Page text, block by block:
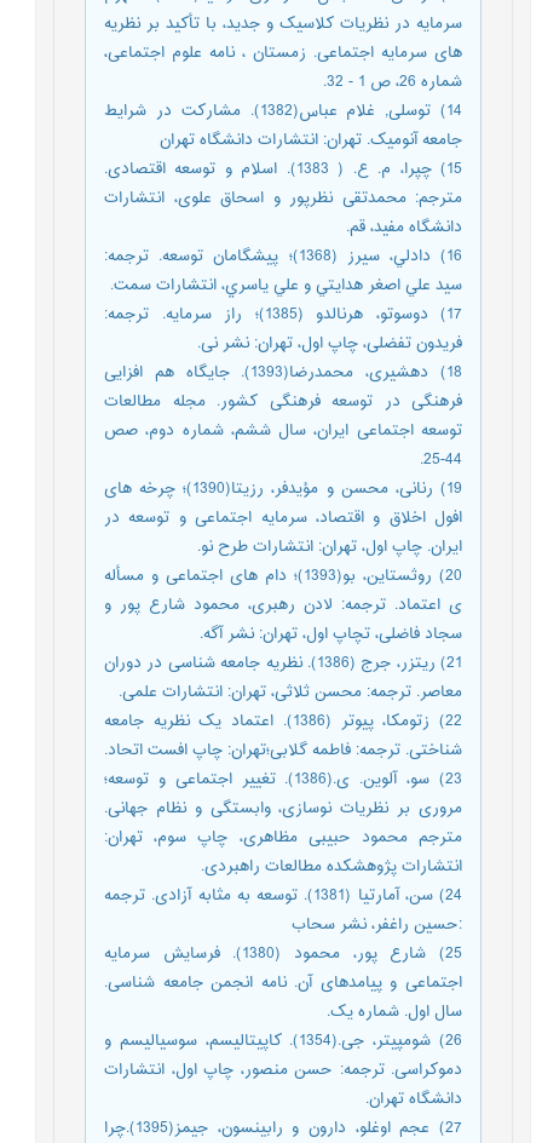
سرمایه در نظریات کلاسیک و جدید، با تأکید بر نظریه
های سرمایه اجتماعی. زمستان ، نامه علوم‌ اجتماعی،
شماره 26، ص 1 - 32.
14) توسلی, غلام عباس(1382). مشارکت در شرایط
جامعه آنومیک. تهران: انتشارات دانشگاه تهران
15) چپرا، م. ع. ( 1383). اسلام و توسعه اقتصادی.
مترجم: محمدتقی نظرپور و اسحاق علوی، انتشارات
دانشگاه مفيد، قم.
16) دادلي، سيرز (1368)؛ پيشگامان توسعه. ترجمه:
سيد علي اصغر هدايتي و علي ياسري، انتشارات سمت.
17) دوسوتو، هرنالدو (1385)؛ راز سرمایه. ترجمه:
فریدون تفضلی، چاپ اول، تهران: نشر نی.
18) دهشیری، محمدرضا(1393). جایگاه هم افزایی
فرهنگی در توسعه فرهنگی کشور. مجله مطالعات
توسعه اجتماعی ایران، سال ششم، شماره دوم، صص
44-25.
19) رنانی، محسن و مؤیدفر، رزیتا(1390)؛ چرخه های
افول اخلاق و اقتصاد، سرمایه اجتماعی و توسعه در
ایران. چاپ اول، تهران: انتشارات طرح نو.
20) روثستاین، بو(1393)؛ دام های اجتماعی و مسأله
ی اعتماد. ترجمه: لادن رهبری، محمود شارع پور و
سجاد فاضلی، تچاپ اول، تهران: نشر آگه.
21) ریتزر، جرج (1386). نظریه جامعه شناسی در دوران
معاصر. ترجمه: محسن ثلاثی، تهران: انتشارات علمی.
22) زتومکا، پیوتر (1386). اعتماد یک نظریه جامعه
شناختی. ترجمه: فاطمه گلابی؛تهران: چاپ افست اتحاد.
23) سو، آلوین. ی.(1386). تغییر اجتماعی و توسعه؛
مروری بر نظریات نوسازی، وابستگی و نظام جهانی.
مترجم محمود حبیبی مظاهری، چاپ سوم، تهران:
انتشارات پژوهشکده مطالعات راهبردی.
24) سن، آمارتيا (1381). توسعه به مثابه آزادی. ترجمه
:حسين راغفر، نشر سحاب
25) شارع پور، محمود (1380). فرسایش سرمایه
اجتماعی و پیامدهای آن. نامه انجمن جامعه شناسی.
سال اول. شماره یک.
26) شومپیتر، جی.(1354). کاپیتالیسم، سوسیالیسم و
دموکراسی. ترجمه: حسن منصور، چاپ اول، انتشارات
دانشگاه تهران.
27) عجم اوغلو، دارون و رابینسون، جیمز(1395).چرا